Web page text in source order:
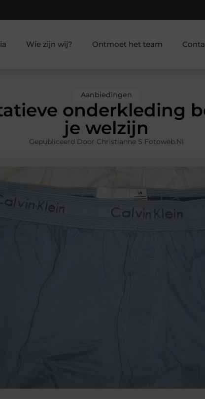
Wie zijn wij? Ontmoet het team
Aanbiedingen
onderkleding
je welzijn
Gepubliceerd Door Christianne S Fotoweb.nl